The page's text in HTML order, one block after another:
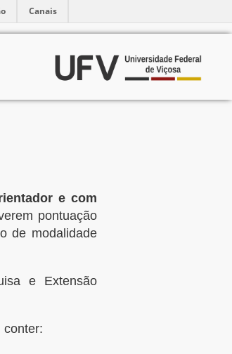
Canais
e com
pontuação
de modalidade
e Extensão
conter: